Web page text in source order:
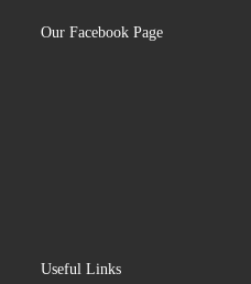
Our Facebook Page
Useful Links